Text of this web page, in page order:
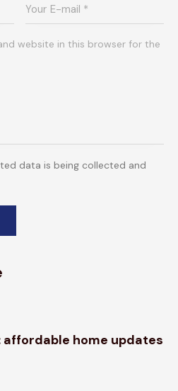
website in this browser for the
data is being collected and
affordable home updates